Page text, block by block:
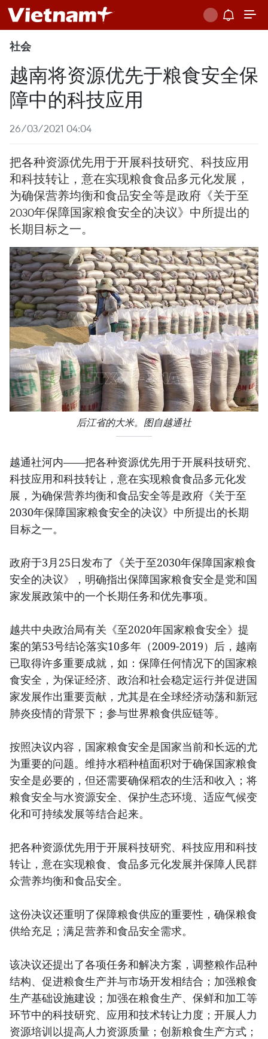
社会
越南将资源优先于粮食安全保
障中的科技应用
26/03/2021 04:04
把各种资源优先用于开展科技研究、科技应用
和科技转让，意在实现粮食食品多元化发展，
为确保营养均衡和食品安全等是政府《关于至
2030年保障国家粮食安全的决议》中所提出的
长期目标之一。
后江省的大米。图自越通社
越通社河内——把各种资源优先用于开展科技研究、
科技应用和科技转让，意在实现粮食食品多元化发
展，为确保营养均衡和食品安全等是政府《关于至
2030年保障国家粮食安全的决议》中所提出的长期
目标之一。
政府于3月25日发布了《关于至2030年保障国家粮食
安全的决议》，明确指出保障国家粮食安全是党和国
家发展政策中的一个长期任务和优先事项。
越共中央政治局有关《至2020年国家粮食安全》提
案的第53号结论落实10多年（2009-2019）后，越南
已取得许多重要成就，如：保障任何情况下的国家粮
食安全，为保证经济、政治和社会稳定运行并促进国
家发展作出重要贡献，尤其是在全球经济动荡和新冠
肺炎疫情的背景下；参与世界粮食供应链等。
按照决议内容，国家粮食安全是国家当前和长远的尤
为重要的问题。维持水稻种植面积对于确保国家粮食
安全是必要的，但还需要确保稻农的生活和收入；将
粮食安全与水资源安全、保护生态环境、适应气候变
化和可持续发展等结合起来。
把各种资源优先用于开展科技研究、科技应用和科技
转让，意在实现粮食、食品多元化发展并保障人民群
众营养均衡和食品安全。
这份决议还重明了保障粮食供应的重要性，确保粮食
供给充足；满足营养和食品安全需求。
该决议还提出了各项任务和解决方案，调整粮作品种
结构、促进粮食生产并与市场开发相结合；加强粮食
生产基础设施建设；加强在粮食生产、保鲜和加工等
环节中的科技研究、应用和技术转让力度；开展人力
资源培训以提高人力资源质量；创新粮食生产方式；